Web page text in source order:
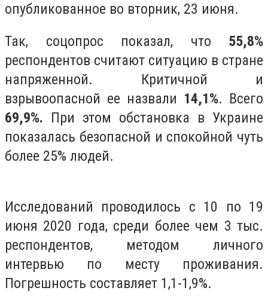
опубликованное во вторник, 23 июня.
Так, соцопрос показал, что 55,8%
респондентов считают ситуацию в стране
напряженной. Критичной и
взрывоопасной ее назвали 14,1%. Всего
69,9%. При этом обстановка в Украине
показалась безопасной и спокойной чуть
более 25% людей.
Исследований проводилось с 10 по 19
июня 2020 года, среди более чем 3 тыс.
респондентов, методом личного
интервью по месту проживания.
Погрешность составляет 1,1-1,9%.